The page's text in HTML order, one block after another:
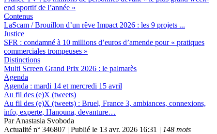
end sportif de l’année »
Contenus
LaScam / Brouillon d’un rêve Impact 2026 : les 9 projets ...
Justice
SFR : condamné à 10 millions d’euros d’amende pour « pratiques
commerciales trompeuses »
Distinctions
Multi Screen Grand Prix 2026 : le palmarès
Agenda
Agenda : mardi 14 et mercredi 15 avril
Au fil des (e)X (tweets)
Au fil des (e)X (tweets) : Bruel, France 3, ambiances, connexions,
info, experte, Hanouna, devanture…
ParAnastasia Svoboda
Actualité n° 346807 | Publié le 13 avr. 2026 16:31 | 148 mots